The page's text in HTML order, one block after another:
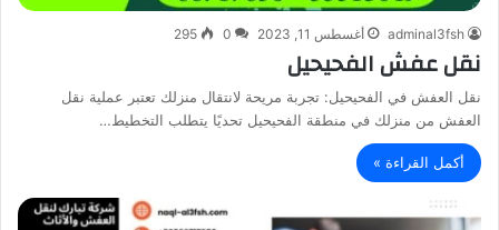
adminal3fsh أغسطس 11, 2023 0
295
نقل عفش الفحيحيل
نقل العفش في الفحيحيل: تجربة مريحة لانتقال منزلك تعتبر عملية نقل
العفش من منزلك في منطقة الفحيحيل تحديًا يتطلب التخطيط…
أكمل القراءة »